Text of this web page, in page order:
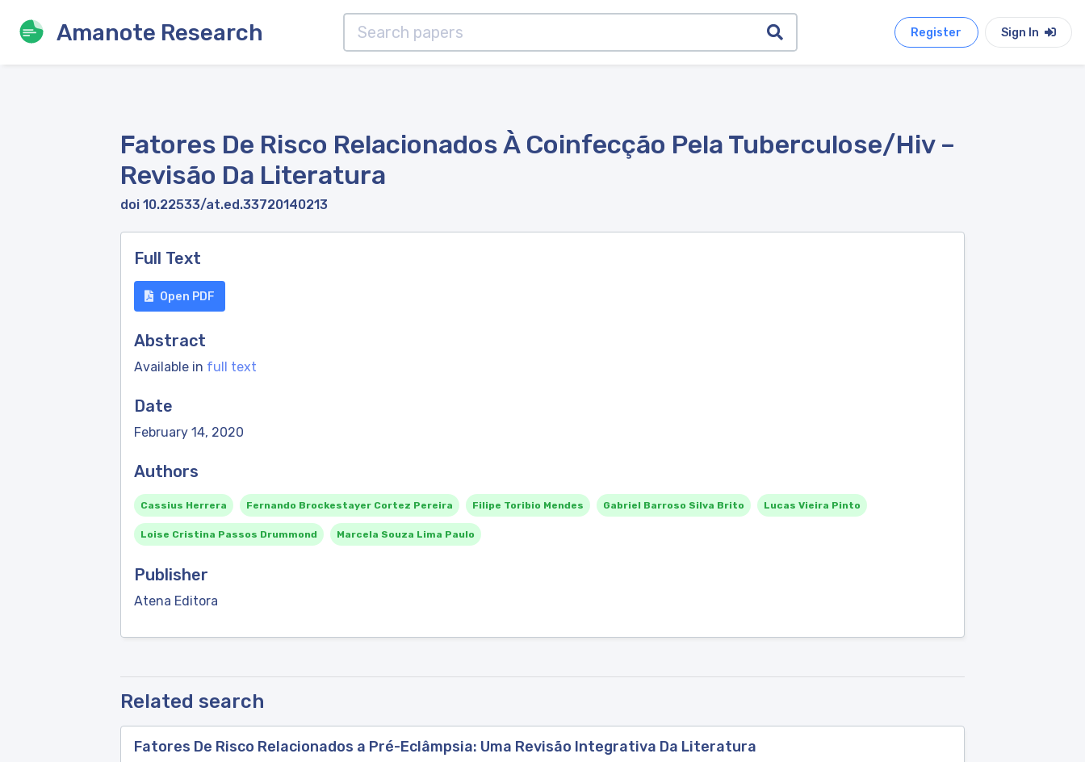
Amanote Research Register Sign In
Fatores De Risco Relacionados À Coinfecção Pela Tuberculose/Hiv –
Revisão Da Literatura
doi 10.22533/at.ed.33720140213
Full Text
Open PDF
Abstract
Available in full text
Date
February 14, 2020
Authors
Cassius Herrera Fernando Brockestayer Cortez Pereira Filipe Toribio Mendes Gabriel Barroso Silva Brito Lucas Vieira Pinto
Loise Cristina Passos Drummond Marcela Souza Lima Paulo
Publisher
Atena Editora
Related search
Fatores De Risco Relacionados a Pré-Eclâmpsia: Uma Revisão Integrativa Da Literatura